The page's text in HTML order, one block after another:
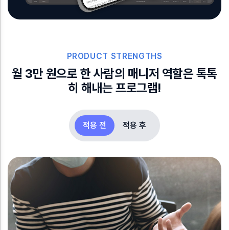
PRODUCT STRENGTHS
월 3만 원으로 한 사람의 매니저 역할은 톡톡
히 해내는 프로그램!
적용 전 적용 후